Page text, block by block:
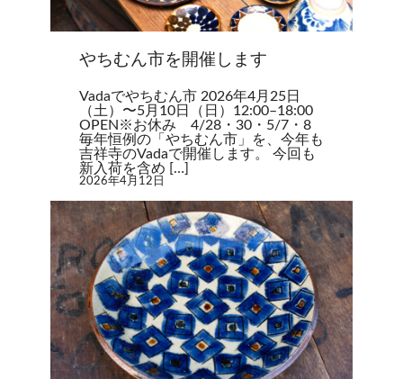
やちむん市を開催します
Vadaでやちむん市 2026年4月25日
（土）〜5月10日（日）12:00–18:00
OPEN※お休み 4/28・30・5/7・8
毎年恒例の「やちむん市」を、今年も
吉祥寺のVadaで開催します。 今回も
新入荷を含め […]
2026年4月12日